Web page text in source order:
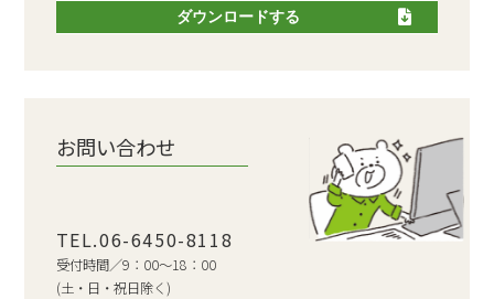
ダウンロードする
お問い合わせ
TEL.06-6450-8118
受付時間／9：00～18：00
(土・日・祝日除く)